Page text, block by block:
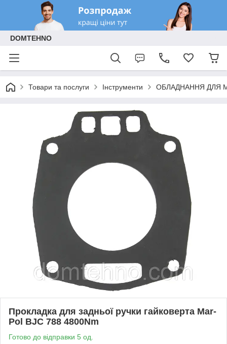
DOMTEHNO
Товари та послуги Інструменти ОБЛАДНАННЯ ДЛЯ
Прокладка для задньої ручки гайковерта Mar-
Pol BJC 788 4800Nm
Готово до відправки 5 од.